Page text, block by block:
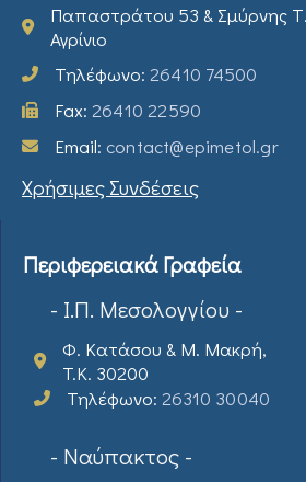
Παπαστράτου 53 & Σμύρνης
Αγρίνιο
Τηλέφωνο: 26410 74500
Fax: 26410 22590
Email: contact@epimetol.gr
Χρήσιμες Συνδέσεις
Περιφερειακά Γραφεία
- Ι.Π. Μεσολογγίου -
Φ. Κατάσου & Μ. Μακρή,
T.K. 30200
Τηλέφωνο: 26310 30040
- Ναύπακτος -